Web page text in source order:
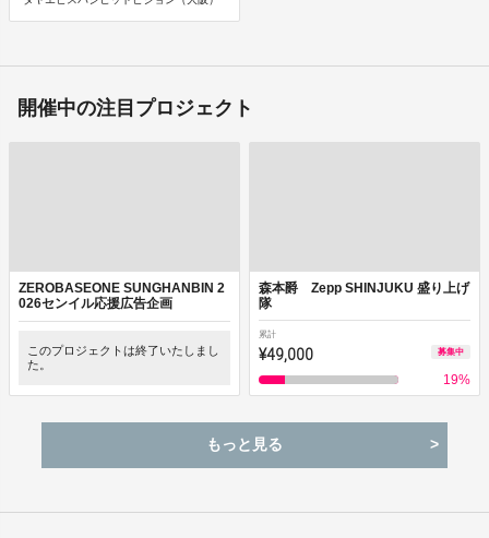
開催中の注目プロジェクト
ZEROBASEONE SUNGHANBIN 2
026センイル応援広告企画
このプロジェクトは終了いたしまし
た。
森本爵 Zepp SHINJUKU 盛り上げ
隊
累計
¥49,000 募集中
19%
もっと見る